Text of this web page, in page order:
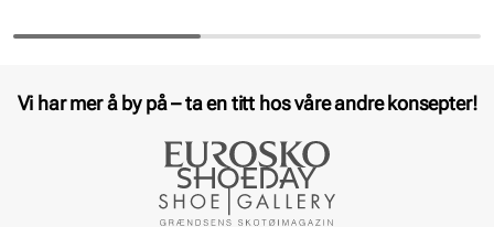
Vi har mer å by på – ta en titt hos våre andre konsepter!